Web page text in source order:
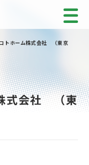
トホーム株式会社 （東京
式会社 （東